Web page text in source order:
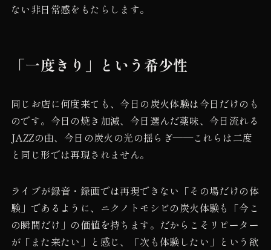
ない非日常感をもたらします。
「一度きり」という希少性
同じお店に何度来ても、今日の炭火体験は今日だけのも
のです。今日の焼き加減、今日選んだ薬味、今日流れる
JAZZの曲、今日の炭火の光の揺らぎ——これらは二度
と同じ形では再現されません。
ライブが録音・録画では再現できない「その場だけの体
験」であるように、ニクノトモシビの炭火体験も「今こ
の瞬間だけ」の価値を持ちます。だからこそリピーター
が「また来たい」と感じ、「次も体験したい」という欲